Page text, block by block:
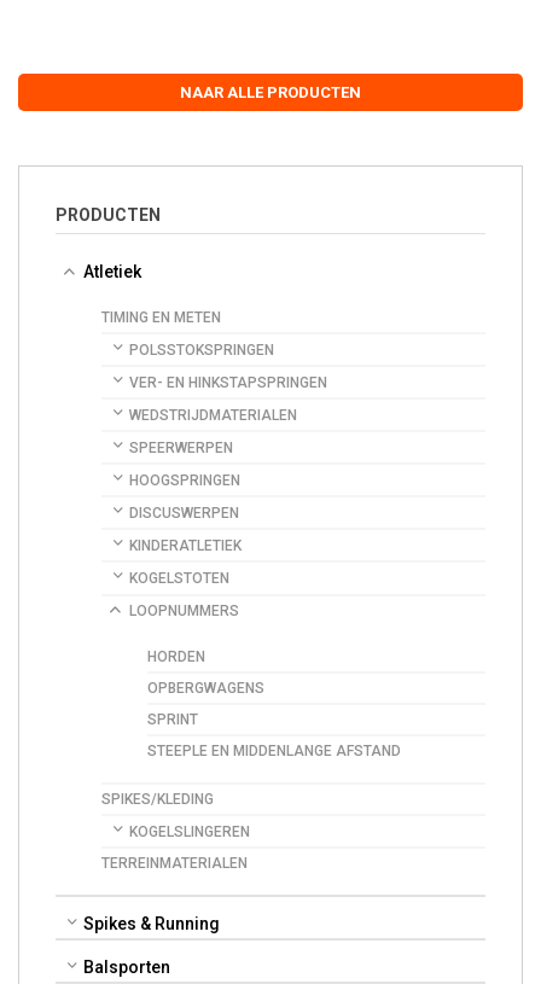
NAAR ALLE PRODUCTEN
PRODUCTEN
Atletiek
TIMING EN METEN
POLSSTOKSPRINGEN
VER- EN HINKSTAPSPRINGEN
WEDSTRIJDMATERIALEN
SPEERWERPEN
HOOGSPRINGEN
DISCUSWERPEN
KINDERATLETIEK
KOGELSTOTEN
LOOPNUMMERS
HORDEN
OPBERGWAGENS
SPRINT
STEEPLE EN MIDDENLANGE AFSTAND
SPIKES/KLEDING
KOGELSLINGEREN
TERREINMATERIALEN
Spikes & Running
Balsporten